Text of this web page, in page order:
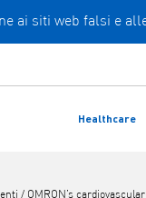
ai siti web falsi e
Healthcare
/ OMRON’s